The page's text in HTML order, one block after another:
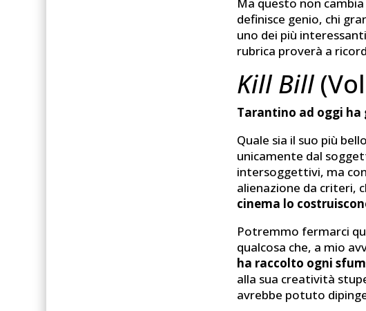
Ma questo non
definisce genio, chi
uno dei più
rubrica proverà a
Kill Bill
Tarantino ad oggi
Quale sia il suo più
unicamente dal
intersoggettivi, ma
alienazione da criteri,
cinema lo
Potremmo fermarci
qualcosa che, a mio
ha raccolto ogni
alla sua creatività
avrebbe potuto